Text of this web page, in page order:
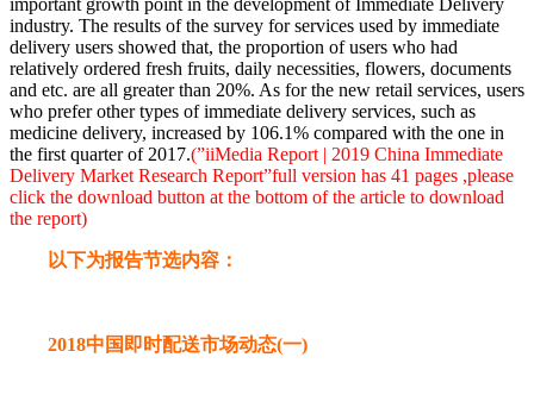
important growth point in the development of Immediate Delivery
industry. The results of the survey for services used by immediate
delivery users showed that, the proportion of users who had
relatively ordered fresh fruits, daily necessities, flowers, documents
and etc. are all greater than 20%. As for the new retail services, users
who prefer other types of immediate delivery services, such as
medicine delivery, increased by 106.1% compared with the one in
the first quarter of 2017.(”iiMedia Report | 2019 China Immediate
Delivery Market Research Report”full version has 41 pages ,please
click the download button at the bottom of the article to download
the report)
以下为报告节选内容：
2018中国即时配送市场动态(一)